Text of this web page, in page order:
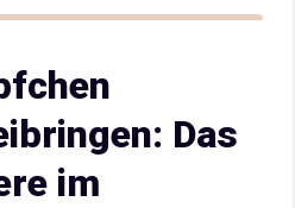
Das
im